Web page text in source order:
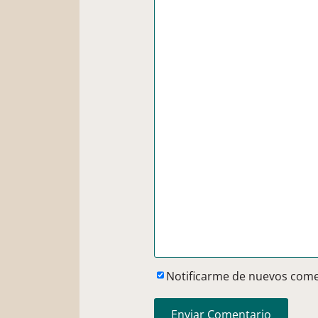
Notificarme de nuevos